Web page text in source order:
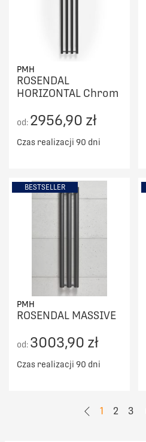
PMH
ROSENDAL
HORIZONTAL Chrom
od: 2956,90 zł
Czas realizacji 90 dni
BESTSELLER
PMH
ROSENDAL MASSIVE
od: 3003,90 zł
Czas realizacji 90 dni
1 2 3